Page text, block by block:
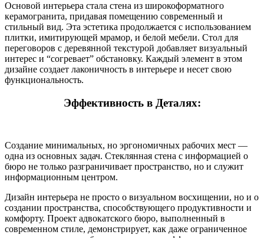
Основой интерьера стала стена из широкоформатного
керамогранита, придавая помещению современный и
стильный вид. Эта эстетика продолжается с использованием
плитки, имитирующей мрамор, и белой мебели. Стол для
переговоров с деревянной текстурой добавляет визуальный
интерес и “согревает” обстановку. Каждый элемент в этом
дизайне создает лаконичность в интерьере и несет свою
функциональность.
Эффективность в Деталях:
Создание минимальных, но эргономичных рабочих мест —
одна из основных задач. Стеклянная стена с информацией о
бюро не только разграничивает пространство, но и служит
информационным центром.
Дизайн интерьера не просто о визуальном восхищении, но и о
создании пространства, способствующего продуктивности и
комфорту. Проект адвокатского бюро, выполненный в
современном стиле, демонстрирует, как даже ограниченное